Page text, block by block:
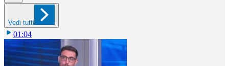
Vedi tutti
01:04